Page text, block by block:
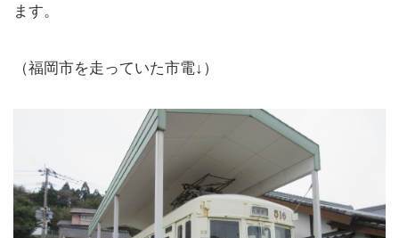
ます。
（福岡市を走っていた市電↓）